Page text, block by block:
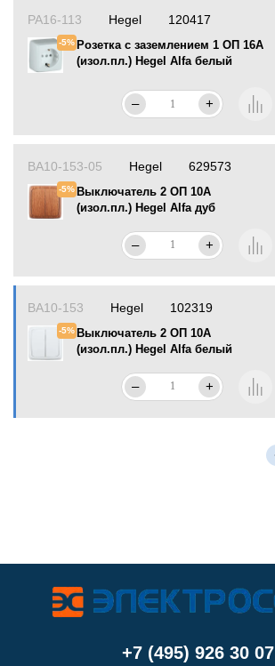
120417
РА16-113
-5% Розетка с заземлением 1 ОП 16А
(изол.пл.) Hegel Alfa белый
Hegel
– +
629573
ВА10-153-05
-5% Выключатель 2 ОП 10А
(изол.пл.) Hegel Alfa дуб
Hegel
– +
102319
ВА10-153
-5%Выключатель 2 ОП 10А
(изол.пл.) Hegel Alfa белый
Hegel
– +
+7 (495) 926 30 07